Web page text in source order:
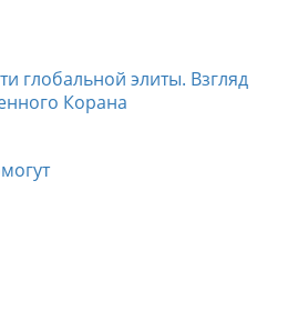
глобальной элиты. Взгляд
Корана